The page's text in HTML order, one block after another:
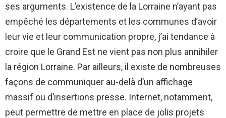
ses arguments. L’existence de la Lorraine n’ayant pas
empêché les départements et les communes d’avoir
leur vie et leur communication propre, j’ai tendance à
croire que le Grand Est ne vient pas non plus annihiler
la région Lorraine. Par ailleurs, il existe de nombreuses
façons de communiquer au-delà d’un affichage
massif ou d’insertions presse. Internet, notamment,
peut permettre de mettre en place de jolis projets